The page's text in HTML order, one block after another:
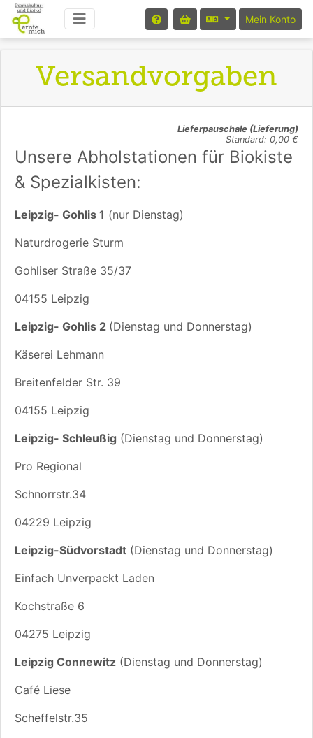
Mein Konto
Versandvorgaben
Lieferpauschale (Lieferung)
Standard: 0,00 €
Unsere Abholstationen für Biokiste
& Spezialkisten:
Leipzig- Gohlis 1 (nur Dienstag)
Naturdrogerie Sturm
Gohliser Straße 35/37
04155 Leipzig
Leipzig- Gohlis 2 (Dienstag und Donnerstag)
Käserei Lehmann
Breitenfelder Str. 39
04155 Leipzig
Leipzig- Schleußig (Dienstag und Donnerstag)
Pro Regional
Schnorrstr.34
04229 Leipzig
Leipzig-Südvorstadt (Dienstag und Donnerstag)
Einfach Unverpackt Laden
Kochstraße 6
04275 Leipzig
Leipzig Connewitz (Dienstag und Donnerstag)
Café Liese
Scheffelstr.35